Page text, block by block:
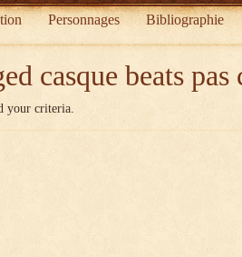
Personnages Bibliographie
casque beats pas
your criteria.